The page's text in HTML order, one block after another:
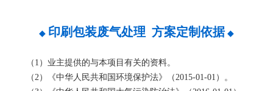
◆ 印刷包装废气处理 方案定制依据◆
（1）业主提供的与本项目有关的资料。
（2）《中华人民共和国环境保护法》（2015-01-01）。